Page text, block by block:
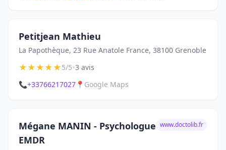
Petitjean Mathieu
La Papothèque, 23 Rue Anatole France, 38100 Grenoble
★★★★★5/5•3 avis
📞+33766217027 📍 Google Maps
Mégane MANIN - Psychologue
EMDR
www.doctolib.fr